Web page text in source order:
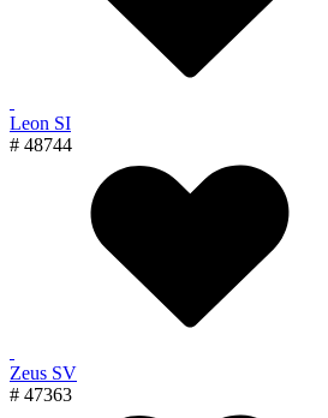
Leon SI
# 48744
Zeus SV
# 47363